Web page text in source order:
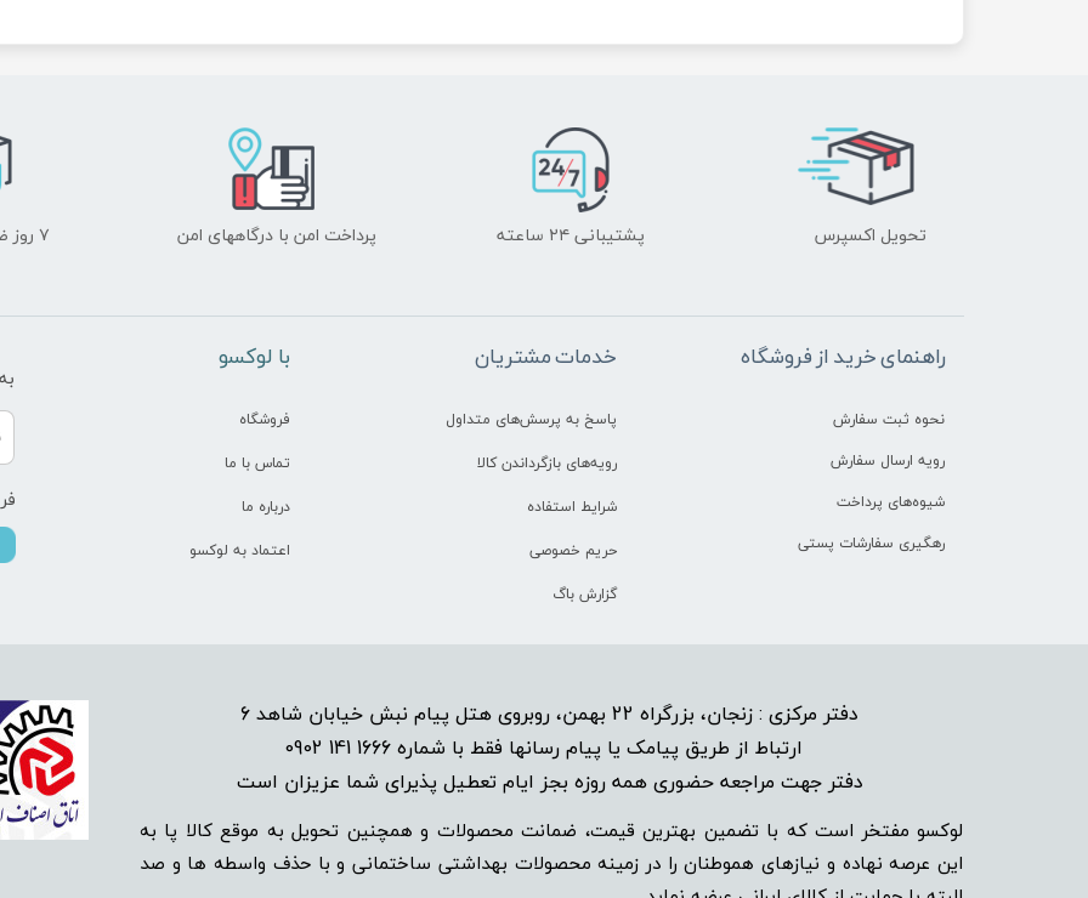
دفتر مرکزی : زنجان، بزرگراه 22 بهمن، روبروی هتل پیام نبش خیابان شاهد 6
ارتباط از طریق پیامک یا پیام رسانها فقط با شماره 1666 141 0902
دفتر جهت مراجعه حضوری همه روزه بجز ایام تعطیل پذیرای شما عزیزان است​​​​​​​
لوکسو مفتخر است که با تضمین بهترین قیمت، ضمانت محصولات و همچنین تحویل به موقع کالا پا به
این عرصه نهاده و نیاز‌‌‌‌‌‌‌‌های هموطنان را در زمینه‌‌‌ محصولات بهداشتی ساختمانی و با حذف واسطه ها و صد
تحویل اکسپرس پشتیبانی ۲۴ ساعته پرداخت امن با درگاههای امن ۷ روز ضمانت بازگشت
راهنمای خرید از فروشگاه
نحوه ثبت سفارش
رویه ارسال سفارش
شیوه‌های پرداخت
رهگیری سفارشات پستی
خدمات مشتریان
پاسخ به پرسش‌های متداول
رویه‌های بازگرداندن کالا
شرایط استفاده
حریم خصوصی
گزارش باگ
​با لوکسو
فروشگاه
تماس با ما
درباره ما
اعتماد به لوکسو